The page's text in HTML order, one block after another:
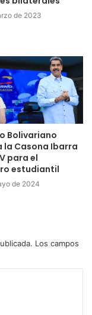
de 2023
Bolivariano
la Casona Ibarra
para el
estudiantil
de 2024
Los campos